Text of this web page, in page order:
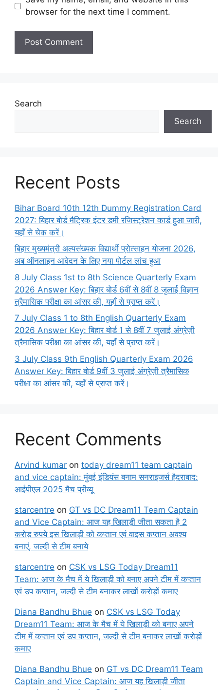
browser for the next time I comment.
Search
Search
Recent Posts
Bihar Board 10th 12th Dummy Registration Card
2027: बिहार बोर्ड मैट्रिक इंटर डमी रजिस्ट्रेशन कार्ड हुआ जारी,
यहाँ से चेक करें।
बिहार मुख्यमंत्री अल्पसंख्यक विद्यार्थी प्रोत्साहन योजना 2026,
अब ऑनलाइन आवेदन के लिए नया पोर्टल लांच हुआ
8 July Class 1st to 8th Science Quarterly Exam
2026 Answer Key: बिहार बोर्ड 6वीं से 8वीं 8 जुलाई विज्ञान
त्रैमासिक परीक्षा का आंसर की, यहाँ से प्राप्त करें।
7 July Class 1 to 8th English Quarterly Exam
2026 Answer Key: बिहार बोर्ड 1 से 8वीं 7 जुलाई अंग्रेज़ी
त्रैमासिक परीक्षा का आंसर की, यहाँ से प्राप्त करें।
3 July Class 9th English Quarterly Exam 2026
Answer Key: बिहार बोर्ड 9वीं 3 जुलाई अंग्रेज़ी त्रैमासिक
परीक्षा का आंसर की, यहाँ से प्राप्त करें।
Recent Comments
Arvind kumar on today dream11 team captain
and vice captain: मुंबई इंडियंस बनाम सनराइजर्स हैदराबाद:
आईपीएल 2025 मैच प्रीव्यू
starcentre on GT vs DC Dream11 Team Captain
and Vice Captain: आज यह खिलाड़ी जीता सकता है 2
करोड़ रुपये इस खिलाड़ी को कप्तान एवं वाइस कप्तान अवश्य
बनाएं, जल्दी से टीम बनाये
starcentre on CSK vs LSG Today Dream11
Team: आज के मैच में ये खिलाड़ी को बनाए अपने टीम में कप्तान
एवं उप कप्तान, जल्दी से टीम बनाकर लाखों करोड़ों कमाए
Diana Bandhu Bhue on CSK vs LSG Today
Dream11 Team: आज के मैच में ये खिलाड़ी को बनाए अपने
टीम में कप्तान एवं उप कप्तान, जल्दी से टीम बनाकर लाखों करोड़ों
कमाए
Diana Bandhu Bhue on GT vs DC Dream11 Team
Captain and Vice Captain: आज यह खिलाड़ी जीता